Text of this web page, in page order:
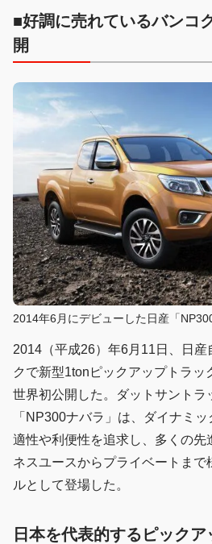
■好調に売れているバンコ
開
2014年6月にデビューした日産「
2014（平成26）年6月11日、日産
クで新型1tonピックアップトラッ
世界初公開した。ダットサントラ
「NP300ナバラ」は、ダイナミ
適性や利便性を追求し、多くの先
ネスユースからプライベートま
ルとして登場した。
日本を代表的するピック